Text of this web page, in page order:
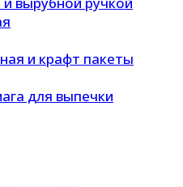
и крафт пакеты
для выпечки